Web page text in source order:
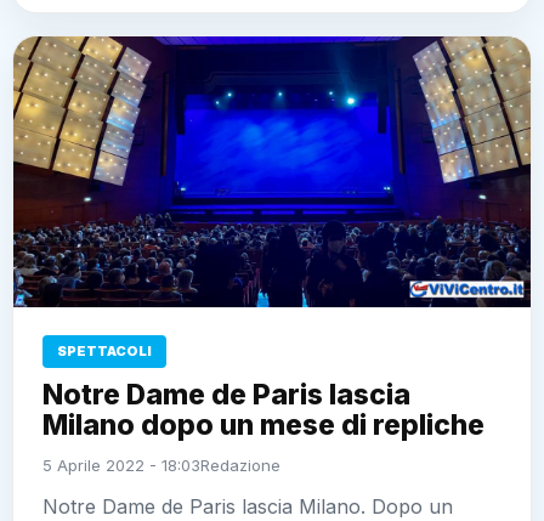
SPETTACOLI
Notre Dame de Paris lascia
Milano dopo un mese di repliche
5 Aprile 2022 - 18:03Redazione
Notre Dame de Paris lascia Milano. Dopo un